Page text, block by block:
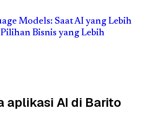
Models: Saat AI yang Lebih
Bisnis yang Lebih
aplikasi AI di Barito